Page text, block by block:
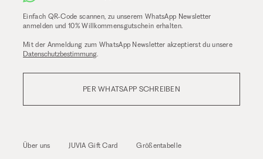
Einfach QR-Code scannen, zu unserem WhatsApp Newsletter
anmelden und 10% Willkommensgutschein erhalten.
Mit der Anmeldung zum WhatsApp Newsletter akzeptierst du unsere
Datenschutzbestimmung
PER WHATSAPP SCHREIBEN
Über uns JUVIA Gift Card Größentabelle